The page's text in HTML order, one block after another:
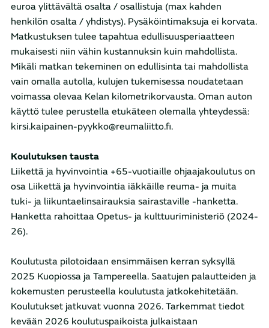
euroa ylittävältä osalta / osallistuja (max kahden
henkilön osalta / yhdistys). Pysäköintimaksuja ei korvata.
Matkustuksen tulee tapahtua edullisuusperiaatteen
mukaisesti niin vähin kustannuksin kuin mahdollista.
Mikäli matkan tekeminen on edullisinta tai mahdollista
vain omalla autolla, kulujen tukemisessa noudatetaan
voimassa olevaa Kelan kilometrikorvausta. Oman auton
käyttö tulee perustella etukäteen olemalla yhteydessä:
kirsi.kaipainen-pyykko@reumaliitto.fi.
Koulutuksen tausta
Liikettä ja hyvinvointia +65-vuotiaille ohjaajakoulutus on
osa Liikettä ja hyvinvointia iäkkäille reuma- ja muita
tuki- ja liikuntaelinsairauksia sairastaville -hanketta.
Hanketta rahoittaa Opetus- ja kulttuuriministeriö (2024-
26).
Koulutusta pilotoidaan ensimmäisen kerran syksyllä
2025 Kuopiossa ja Tampereella. Saatujen palautteiden ja
kokemusten perusteella koulutusta jatkokehitetään.
Koulutukset jatkuvat vuonna 2026. Tarkemmat tiedot
kevään 2026 koulutuspaikoista julkaistaan